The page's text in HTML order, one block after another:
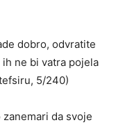
dobro, odvratite
ne bi vatra pojela
5/240)
da svoje